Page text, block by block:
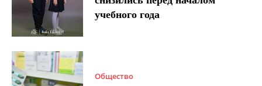
учебного года
Общество